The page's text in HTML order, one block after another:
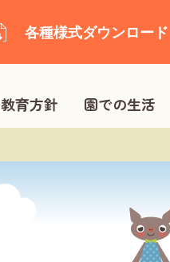
各種様式ダウンロード
教育方針 園での生活
年間行事
登園できない
ふたばワンダークラブ
（未就園児親子教室）